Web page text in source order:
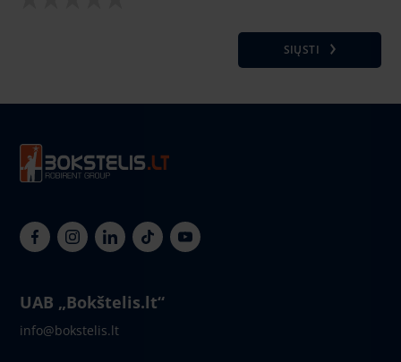
SIŲSTI
UAB „Bokštelis.lt“
info@bokstelis.lt